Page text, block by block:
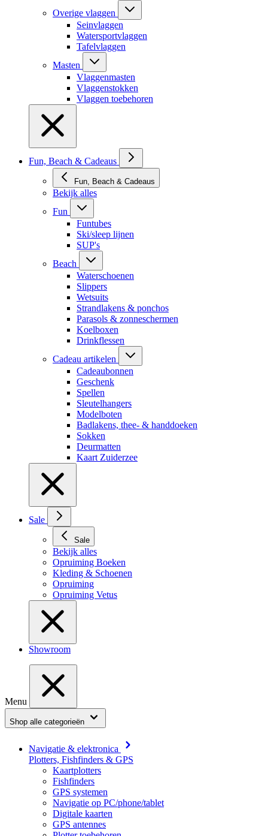
Overige vlaggen
Seinvlaggen
Watersportvlaggen
Tafelvlaggen
Masten
Vlaggenmasten
Vlaggenstokken
Vlaggen toebehoren
Fun, Beach & Cadeaus
Fun, Beach & Cadeaus
Bekijk alles
Fun
Funtubes
Ski/sleep lijnen
SUP's
Beach
Waterschoenen
Slippers
Wetsuits
Strandlakens & ponchos
Parasols & zonneschermen
Koelboxen
Drinkflessen
Cadeau artikelen
Cadeaubonnen
Geschenk
Spellen
Sleutelhangers
Modelboten
Badlakens, thee- & handdoeken
Sokken
Deurmatten
Kaart Zuiderzee
Sale
Sale
Bekijk alles
Opruiming Boeken
Kleding & Schoenen
Opruiming
Opruiming Vetus
Showroom
Menu
Shop alle categorieën
Navigatie & elektronica
Plotters, Fishfinders & GPS
Kaartplotters
Fishfinders
GPS systemen
Navigatie op PC/phone/tablet
Digitale kaarten
GPS antennes